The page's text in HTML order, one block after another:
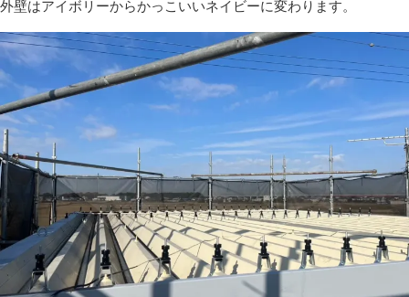
外壁はアイボリーからかっこいいネイビーに変わります。